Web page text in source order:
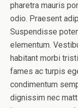
pharetra mauris
odio. Praesent
Suspendisse
elementum.
habitant morbi
fames ac turpis
condimentum
dignissim nec